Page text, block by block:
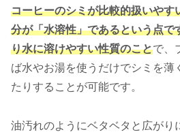
コーヒーのシミが比較的扱いやす
分が「水溶性」であるという点で
り水に溶けやすい性質のことで、
ば水やお湯を使うだけでシミを薄
たりすることが可能です。
油汚れのようにベタベタと広がり